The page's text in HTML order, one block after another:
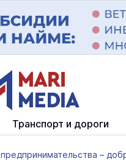
Транспорт и дороги
–